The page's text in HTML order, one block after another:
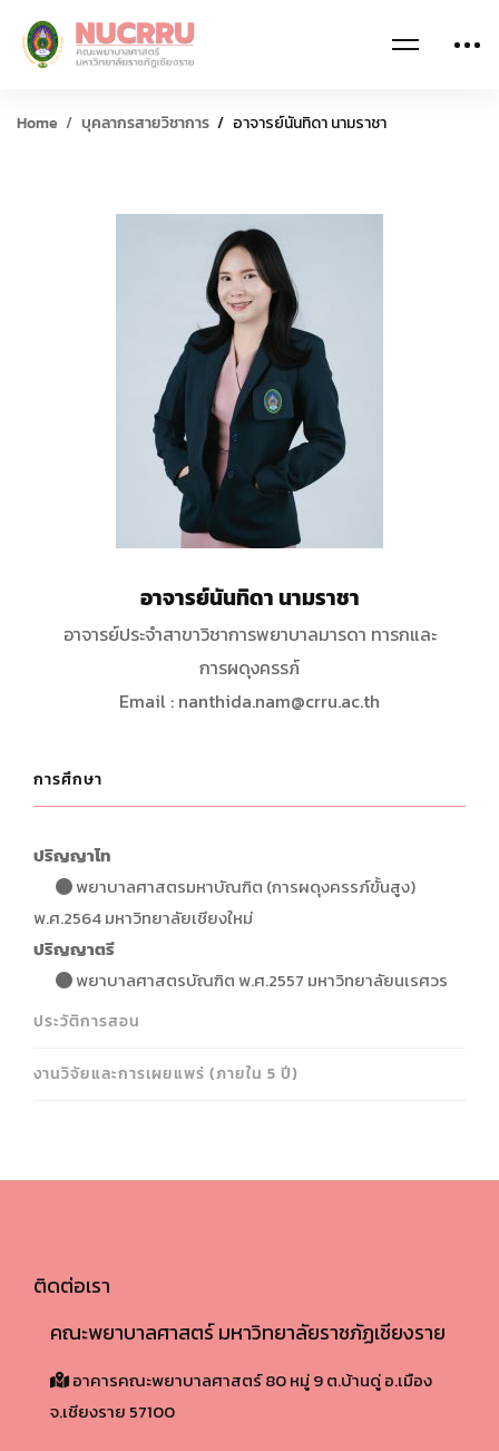
Home บุคลากรสายวิชาการ อาจารย์นันทิดา นามราชา
อาจารย์นันทิดา นามราชา
อาจารย์ประจำสาขาวิชาการพยาบาลมารดา ทารกและ
การผดุงครรภ์
Email : nanthida.nam@crru.ac.th
การศึกษา
ปริญญาโท
พยาบาลศาสตรมหาบัณฑิต (การผดุงครรภ์ขั้นสูง)
พ.ศ.2564 มหาวิทยาลัยเชียงใหม่
ปริญญาตรี
พยาบาลศาสตรบัณฑิต พ.ศ.2557 มหาวิทยาลัยนเรศวร
ประวัติการสอน
งานวิจัยและการเผยแพร่ (ภายใน 5 ปี)
ติดต่อเรา
คณะพยาบาลศาสตร์ มหาวิทยาลัยราชภัฏเชียงราย
อาคารคณะพยาบาลศาสตร์ 80 หมู่ 9 ต.บ้านดู่ อ.เมือง
จ.เชียงราย 57100​